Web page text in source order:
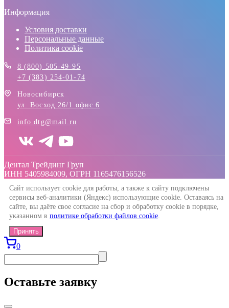
Информация
Условия доставки
Персональные данные
Политика cookie
8 (800) 505-49-95
+7 (383) 254-01-74
Новосибирск
ул. Восход 26/1 офис 6
info.dtg@mail.ru
Дентал Трейдинг Груп
ИНН 5405984009, ОГРН 1165476156526
Сайт использует cookie для работы, а также к сайту подключены
сервисы веб-аналитики (Яндекс) использующие cookie. Оставаясь на
сайте, вы даёте свое согласие на сбор и обработку cookie в порядке,
указанном в политике обработки файлов cookie.
Принять
0
Оставьте заявку